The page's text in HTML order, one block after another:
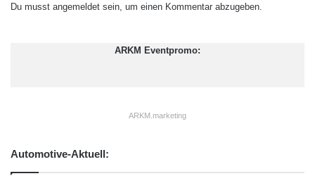
Vorderpneus auf die Hinterräder tauschen und
Das Reifenprofil kann sich auch ungleichmäßig
Du musst angemeldet sein, um einen Kommentar abzugeben.
ARKM Eventpromo:
ARKM.marketing
Automotive-Aktuell: